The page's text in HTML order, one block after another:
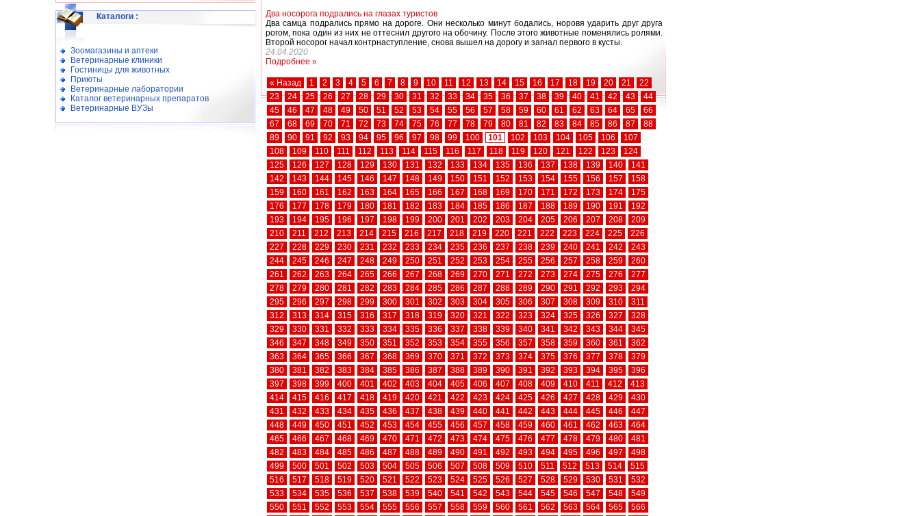
Каталоги :
Зоомагазины и аптеки
Ветеринарные клиники
Гостиницы для животных
Приюты
Ветеринарные лаборатории
Каталог ветеринарных препаратов
Ветеринарные ВУЗы
Два носорога подрались на глазах туристов
Два самца подрались прямо на дороге. Они несколько минут бодались, норовя ударить друг друга
рогом, пока один из них не оттеснил другого на обочину. После этого животные поменялись ролями.
Второй носорог начал контрнаступление, снова вышел на дорогу и загнал первого в кусты.
24.04.2020
Подробнее »
« Назад 1 2 3 4 5 6 7 8 9 10 11 12 13 14 15 16 17 18 19 20 21
22
23
24 25 26 27 28 29 30 31 32 33 34 35 36 37 38 39 40 41 42 43
44
45
46 47 48 49 50 51 52 53 54 55 56 57 58 59 60 61 62 63 64 65
66
67
68 69 70 71 72 73 74 75 76 77 78 79 80 81 82 83 84 85 86 87
88
89
90 91 92 93 94 95 96 97 98 99 100 101 102 103 104 105 106
107
108
109 110 111 112 113 114 115 116 117 118 119 120 121 122 123
124
125
126 127 128 129 130 131 132 133 134 135 136 137 138 139 140
141
142
143 144 145 146 147 148 149 150 151 152 153 154 155 156 157
158
159
160 161 162 163 164 165 166 167 168 169 170 171 172 173 174
175
176
177 178 179 180 181 182 183 184 185 186 187 188 189 190 191
192
193
194 195 196 197 198 199 200 201 202 203 204 205 206 207 208
209
210
211 212 213 214 215 216 217 218 219 220 221 222 223 224 225
226
227
228 229 230 231 232 233 234 235 236 237 238 239 240 241 242
243
244
245 246 247 248 249 250 251 252 253 254 255 256 257 258 259
260
261
262 263 264 265 266 267 268 269 270 271 272 273 274 275 276
277
278
279 280 281 282 283 284 285 286 287 288 289 290 291 292 293
294
295
296 297 298 299 300 301 302 303 304 305 306 307 308 309 310
311
312
313 314 315 316 317 318 319 320 321 322 323 324 325 326 327
328
329
330 331 332 333 334 335 336 337 338 339 340 341 342 343 344
345
346
347 348 349 350 351 352 353 354 355 356 357 358 359 360 361
362
363
364 365 366 367 368 369 370 371 372 373 374 375 376 377 378
379
380
381 382 383 384 385 386 387 388 389 390 391 392 393 394 395
396
397
398 399 400 401 402 403 404 405 406 407 408 409 410 411 412
413
414
415 416 417 418 419 420 421 422 423 424 425 426 427 428 429
430
431
432 433 434 435 436 437 438 439 440 441 442 443 444 445 446
447
448
449 450 451 452 453 454 455 456 457 458 459 460 461 462 463
464
465
466 467 468 469 470 471 472 473 474 475 476 477 478 479 480
481
482
483 484 485 486 487 488 489 490 491 492 493 494 495 496 497
498
499
500 501 502 503 504 505 506 507 508 509 510 511 512 513 514
515
516
517 518 519 520 521 522 523 524 525 526 527 528 529 530 531
532
533
534 535 536 537 538 539 540 541 542 543 544 545 546 547 548
549
550
551 552 553 554 555 556 557 558 559 560 561 562 563 564 565 566